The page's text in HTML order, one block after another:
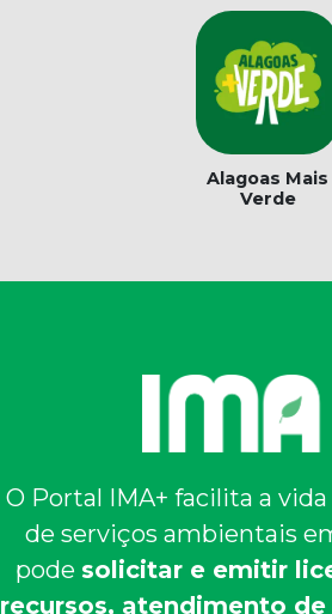
Alagoas Mais
Verde
O Portal IMA+ facilita a
de serviços ambientais
pode solicitar e emitir
recursos, atendimento